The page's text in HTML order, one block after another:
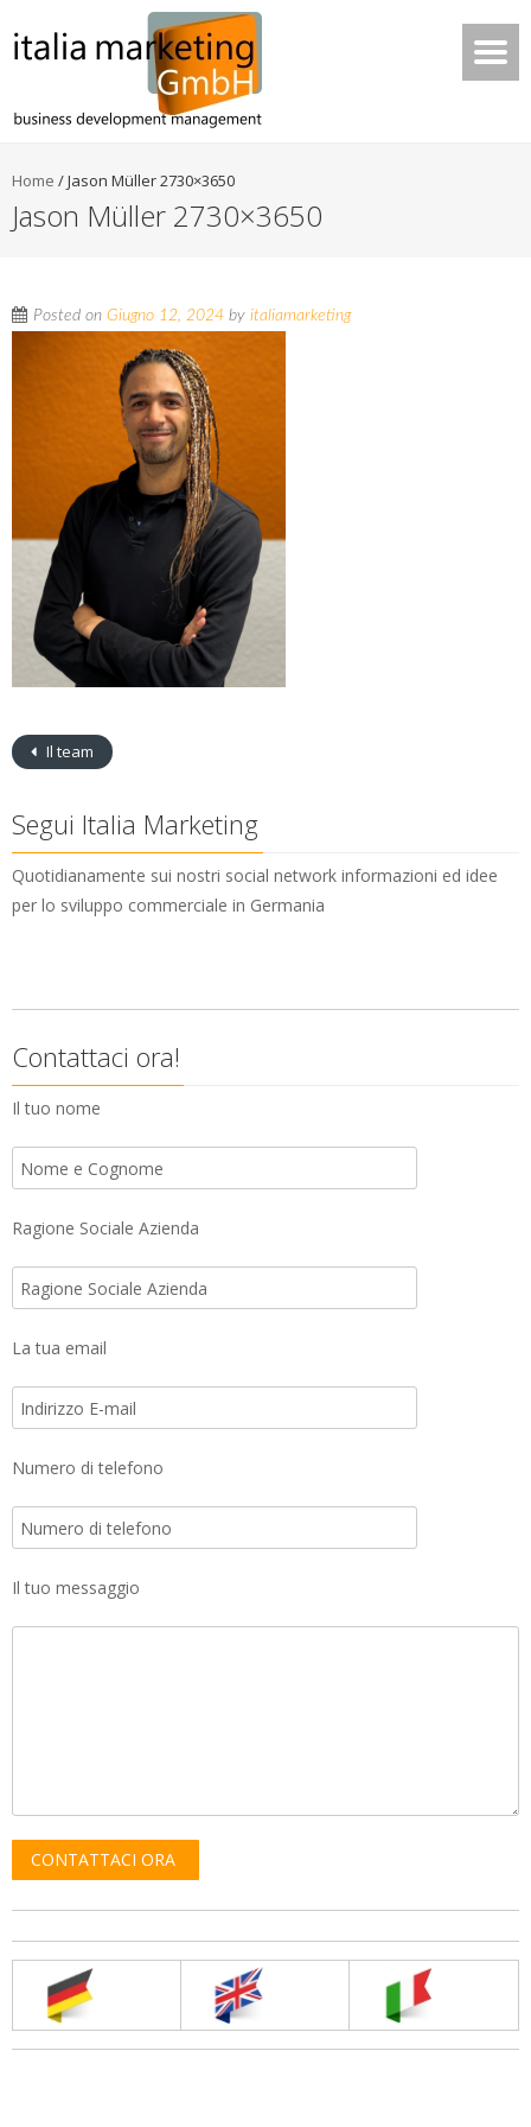
Home /Jason Müller 2730×3650
Jason Müller 2730×3650
Posted on Giugno 12, 2024 by italiamarketing
Il team
Segui Italia Marketing
Quotidianamente sui nostri social network informazioni ed idee
per lo sviluppo commerciale in Germania
Contattaci ora!
Il tuo nome
Ragione Sociale Azienda
La tua email
Numero di telefono
Il tuo messaggio